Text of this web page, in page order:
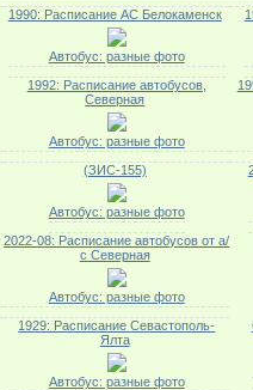
1990: Расписание АС Белокаменск
Автобус: разные фото
1992: Расписание автобусов,
Северная
Автобус: разные фото
(ЗИС-155)
Автобус: разные фото
2022-08: Расписание автобусов от а/
с Северная
Автобус: разные фото
1929: Расписание Севастополь-
Ялта
Автобус: разные фото